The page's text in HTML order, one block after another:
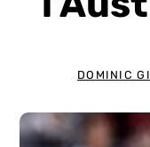
DOMINIC